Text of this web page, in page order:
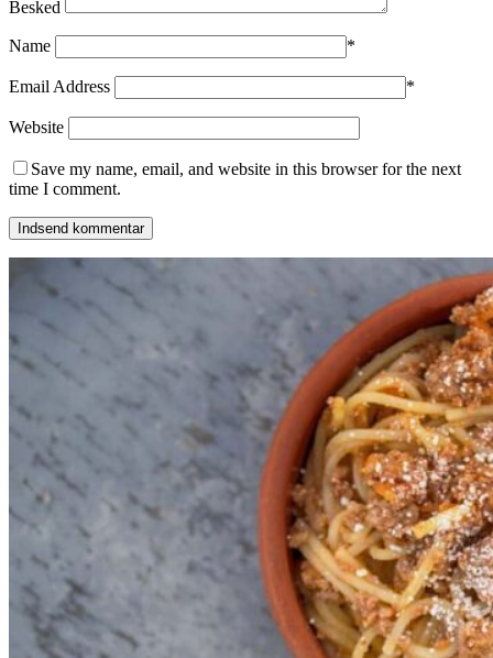
Besked
Name *
Email Address *
Website
Save my name, email, and website in this browser for the next
time I comment.